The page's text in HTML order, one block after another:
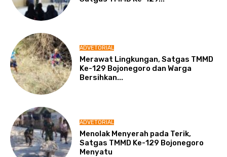
ADVETORIAL
Merawat Lingkungan, Satgas TMMD
Ke-129 Bojonegoro dan Warga
Bersihkan...
ADVETORIAL
Menolak Menyerah pada Terik,
Satgas TMMD Ke-129 Bojonegoro
Menyatu